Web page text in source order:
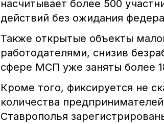
насчитывает более 500
действий без ожидания
Также открытые объекты
работодателями, снизив
сфере МСП уже заняты более
Кроме того, фиксируется не
количества
Ставрополья